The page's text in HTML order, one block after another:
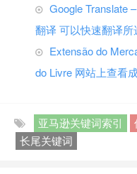
Google Translate
翻译 可以快速翻译所
Extensão do
do Livre 网站上查看
亚马逊关键词索引
长尾关键词